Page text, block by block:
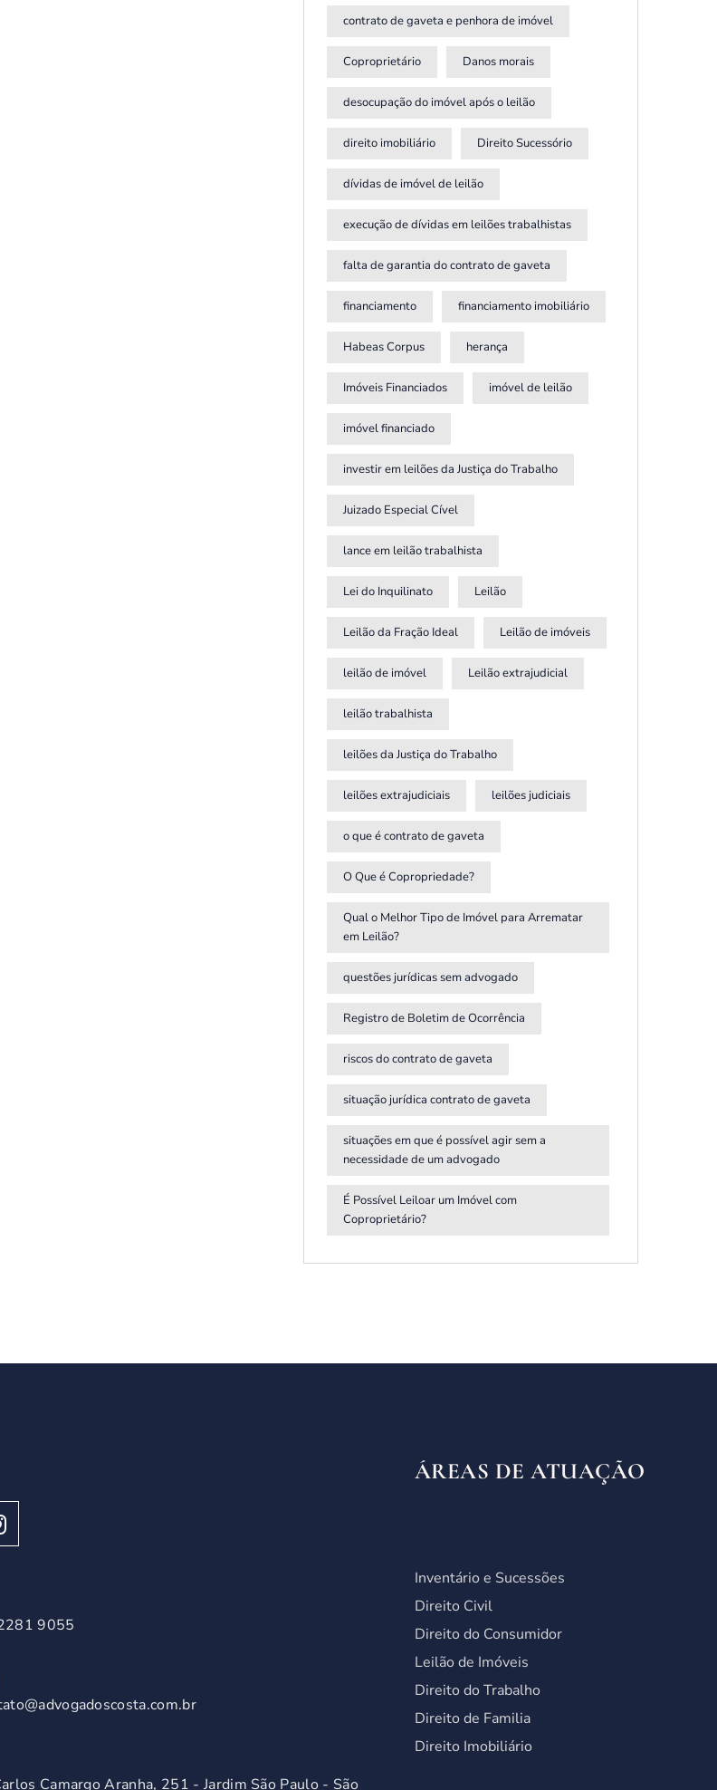
contrato de gaveta e penhora de imóvel
Coproprietário Danos morais
desocupação do imóvel após o leilão
direito imobiliário Direito Sucessório
dívidas de imóvel de leilão
execução de dívidas em leilões trabalhistas
falta de garantia do contrato de gaveta
financiamento financiamento imobiliário
Habeas Corpus herança
Imóveis Financiados imóvel de leilão
imóvel financiado
investir em leilões da Justiça do Trabalho
Juizado Especial Cível
lance em leilão trabalhista
Lei do Inquilinato Leilão
Leilão da Fração Ideal Leilão de imóveis
leilão de imóvel Leilão extrajudicial
leilão trabalhista
leilões da Justiça do Trabalho
leilões extrajudiciais leilões judiciais
o que é contrato de gaveta
O Que é Copropriedade?
Qual o Melhor Tipo de Imóvel para Arrematar
em Leilão?
questões jurídicas sem advogado
Registro de Boletim de Ocorrência
riscos do contrato de gaveta
situação jurídica contrato de gaveta
situações em que é possível agir sem a
necessidade de um advogado
É Possível Leiloar um Imóvel com
Coproprietário?
9055
Camargo Aranha, 251 - Jardim São Paulo - São
ÁREAS DE ATUAÇÃO
Inventário e Sucessões
Direito Civil
Direito do Consumidor
Leilão de Imóveis
Direito do Trabalho
Direito de Familia
Direito Imobiliário